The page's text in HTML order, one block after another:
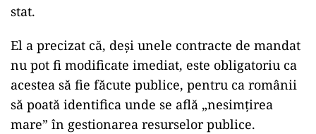
stat.
El a precizat că, deși unele contracte de mandat
nu pot fi modificate imediat, este obligatoriu ca
acestea să fie făcute publice, pentru ca românii
să poată identifica unde se află „nesimțirea
mare” în gestionarea resurselor publice.